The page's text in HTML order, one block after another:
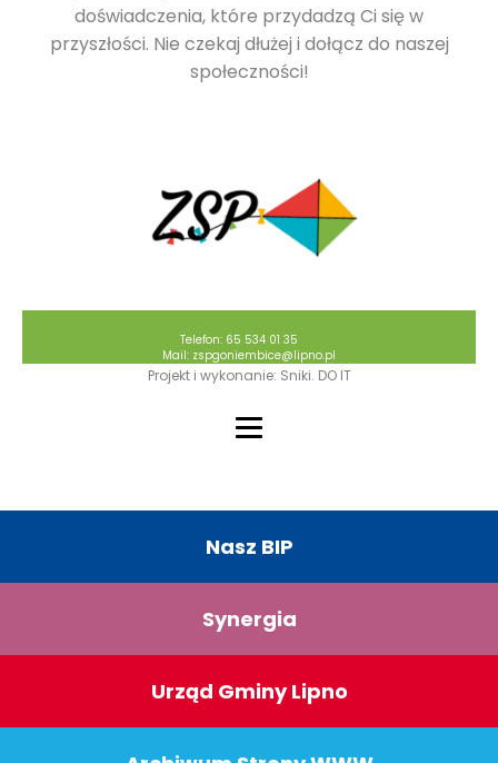
doświadczenia, które przydadzą Ci się w
przyszłości. Nie czekaj dłużej i dołącz do naszej
społeczności!
Telefon: 65 534 01 35
Mail: zspgoniembice@lipno.pl
Projekt i wykonanie: Sniki. DO IT
Nasz BIP
Synergia
Urząd Gminy Lipno